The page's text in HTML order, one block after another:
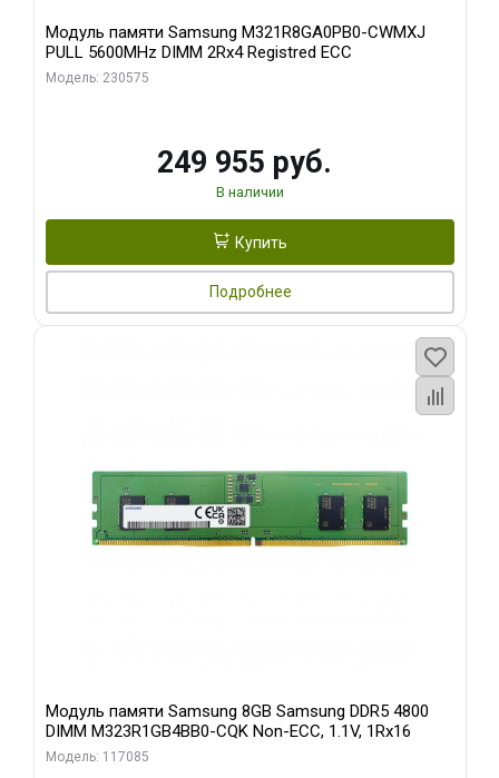
Модуль памяти Samsung M321R8GA0PB0-CWMXJ
PULL 5600MHz DIMM 2Rx4 Registred ECC
Модель: 230575
249 955 руб.
В наличии
Купить
Подробнее
Модуль памяти Samsung 8GB Samsung DDR5 4800
DIMM M323R1GB4BB0-CQK Non-ECC, 1.1V, 1Rx16
Модель: 117085